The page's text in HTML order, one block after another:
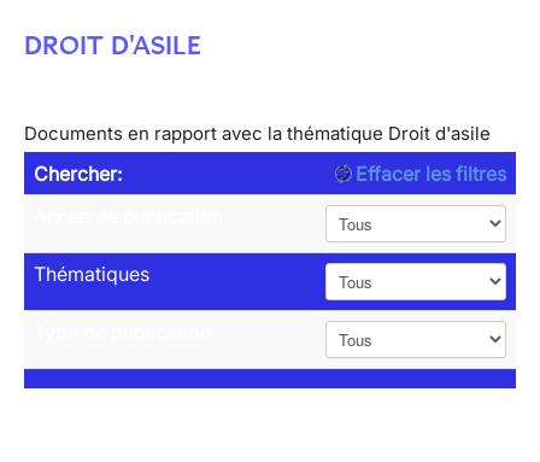
DROIT D'ASILE
Documents en rapport avec la thématique Droit d'asile
Chercher:
Effacer les filtres
Thématiques